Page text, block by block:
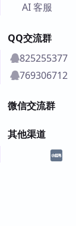
AI 客服
QQ交流群
825255377
769306712
微信交流群
其他渠道